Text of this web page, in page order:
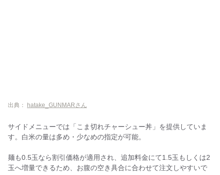
出典： hatake_GUNMARさん
サイドメニューでは「こま切れチャーシュー丼」を提供していま
す。白米の量は多め・少なめの指定が可能。
麺も0.5玉なら割引価格が適用され、追加料金にて1.5玉もしくは2
玉へ増量できるため、お腹の空き具合に合わせて注文しやすいで